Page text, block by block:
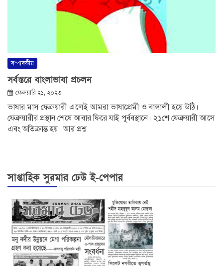
সম্পাদকীয়
সর্বস্তরে বাংলাভাষা প্রচলন
ফেব্রুয়ারি ২১, ২০২৩
ভাষার মাস ফেব্রুয়ারী এলেই আমরা ভাষাপ্রেমী ও বাঙ্গালী হয়ে উঠি।
ফেব্রুয়ারীর প্রস্থান শেষে আবার ফিরে যাই পূর্ববস্থানে। ২১শে ফেব্রুয়ারী আসে
এবং অতিক্রান্ত হয়। আর প্রশ্ন
সাপ্তাহিক সুরমার ঢেউ ই-পেপার